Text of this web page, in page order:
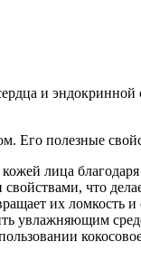
и
полезные
лица
что
их ломкость и
увлажняющим